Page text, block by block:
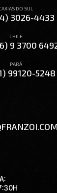
DO SUL
3026-4433
CHILE
9 3700
PARÁ
99120-5248